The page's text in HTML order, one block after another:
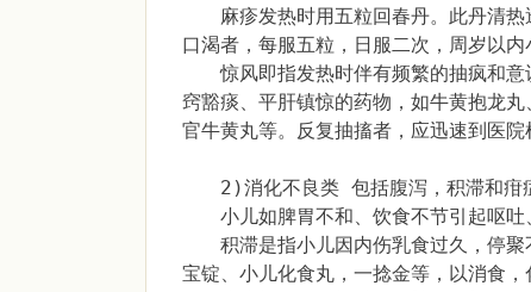
麻疹发热时用五粒回春丹。此丹清热
口渴者，每服五粒，日服二次，周岁以
惊风即指发热时伴有频繁的抽疯和意
窍豁痰、平肝镇惊的药物，如牛黄抱龙
官牛黄丸等。反复抽搐者，应迅速到医院
2)消化不良类 包括腹泻，积滞和疳
小儿如脾胃不和、饮食不节引起呕吐
积滞是指小儿因内伤乳食过久，停聚
宝锭、小儿化食丸，一捻金等，以消食，